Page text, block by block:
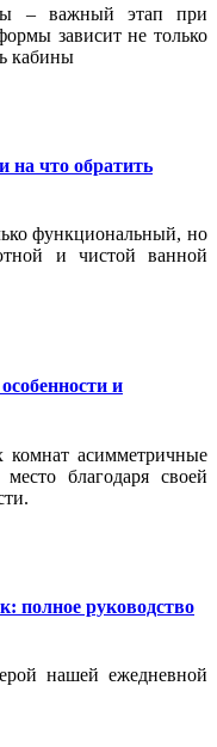
– важный этап при
зависит не только
кабины
на что обратить
функциональный, но
и чистой ванной
и
асимметричные
благодаря своей
полное руководство
нашей ежедневной